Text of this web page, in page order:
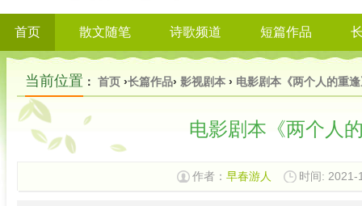
首页 散文随笔 诗歌频道 短篇作品
当前位置 ： 首页 ›长篇作品› 影视剧本 › 电影剧本《两个人的重
电影剧本《两个人
作者： 早春游人 时间: 2021-